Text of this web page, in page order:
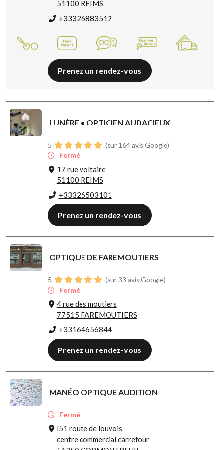
51100 REIMS
+33326883512
Prenez un rendez-vous
LUNÈRE • OPTICIEN AUDACIEUX
5
(sur 164 avis Google)
Fermé
17 rue voltaire
51100 REIMS
+33326503101
Prenez un rendez-vous
OPTIQUE DE FAREMOUTIERS
5
(sur 33 avis Google)
Fermé
4 rue des moutiers
77515 FAREMOUTIERS
+33164656844
Prenez un rendez-vous
MANÉO OPTIQUE AUDITION
Fermé
l51 route de louvois
centre commercial carrefour